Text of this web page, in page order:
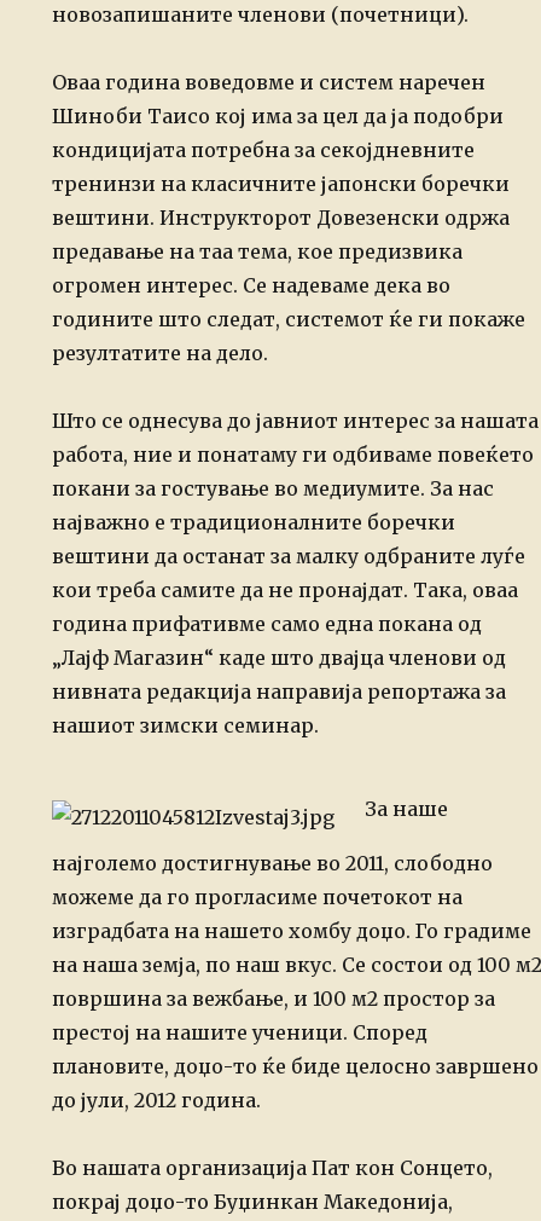
новозапишаните членови (почетници).
Оваа година воведовме и систем наречен
Шиноби Таисо кој има за цел да ја подобри
кондицијата потребна за секојдневните
тренинзи на класичните јапонски боречки
вештини. Инструкторот Довезенски одржа
предавање на таа тема, кое предизвика
огромен интерес. Се надеваме дека во
годините што следат, системот ќе ги покаже
резултатите на дело.
Што се однесува до јавниот интерес за нашата
работа, ние и понатаму ги одбиваме повеќето
покани за гостување во медиумите. За нас
најважно е традиционалните боречки
вештини да останат за малку одбраните луѓе
кои треба самите да не пронајдат. Така, оваа
година прифативме само една покана од
„Лајф Магазин“ каде што двајца членови од
нивната редакција направија репортажа за
нашиот зимски семинар.
За наше
најголемо достигнување во 2011, слободно
можеме да го прогласиме почетокот на
изградбата на нашето хомбу доџо. Го градиме
на наша земја, по наш вкус. Се состои од 100 м2
површина за вежбање, и 100 м2 простор за
престој на нашите ученици. Според
плановите, доџо-то ќе биде целосно завршено
до јули, 2012 година.
Во нашата организација Пат кон Сонцето,
покрај доџо-то Буџинкан Македонија,